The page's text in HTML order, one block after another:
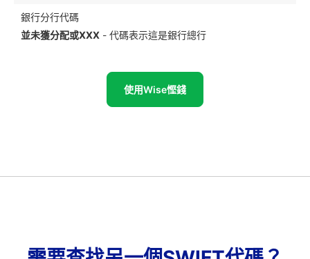
銀行分行代碼
並未獲分配或XXX - 代碼表示這是銀行總行
使用Wise慳錢